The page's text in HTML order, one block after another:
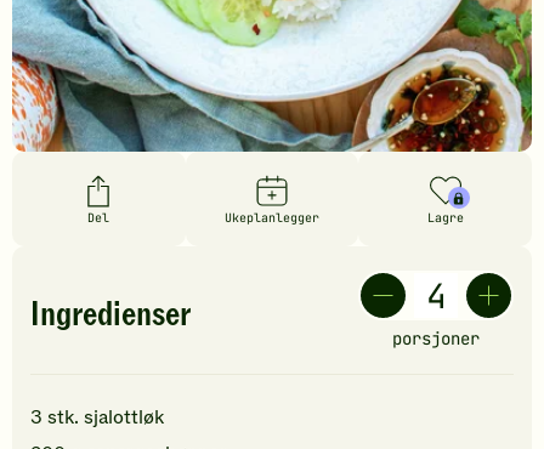
Del Ukeplanlegger Lagre
Ingredienser
porsjoner
3 stk. sjalottløk